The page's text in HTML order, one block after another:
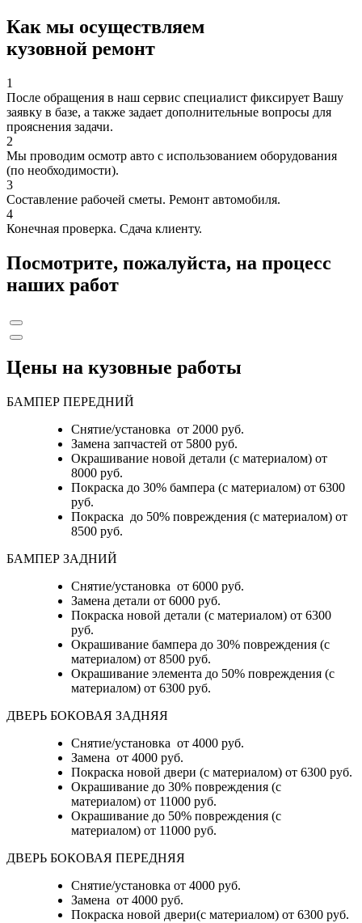
Как мы осуществляем
кузовной ремонт
1
После обращения в наш сервис специалист фиксирует Вашу
заявку в базе, а также задает дополнительные вопросы для
прояснения задачи.
2
Мы проводим осмотр авто с использованием оборудования
(по необходимости).
3
Составление рабочей сметы. Ремонт автомобиля.
4
Конечная проверка. Сдача клиенту.
Посмотрите, пожалуйста, на процесс
наших работ
Цены на кузовные работы
БАМПЕР ПЕРЕДНИЙ
Снятие/установка от 2000 руб.
Замена запчастей от 5800 руб.
Окрашивание новой детали (с материалом) от
8000 руб.
Покраска до 30% бампера (с материалом) от 6300
руб.
Покраска до 50% повреждения (с материалом) от
8500 руб.
БАМПЕР ЗАДНИЙ
Снятие/установка от 6000 руб.
Замена детали от 6000 руб.
Покраска новой детали (с материалом) от 6300
руб.
Окрашивание бампера до 30% повреждения (с
материалом) от 8500 руб.
Окрашивание элемента до 50% повреждения (с
материалом) от 6300 руб.
ДВЕРЬ БОКОВАЯ ЗАДНЯЯ
Снятие/установка от 4000 руб.
Замена от 4000 руб.
Покраска новой двери (с материалом) от 6300 руб.
Окрашивание до 30% повреждения (с
материалом) от 11000 руб.
Окрашивание до 50% повреждения (с
материалом) от 11000 руб.
ДВЕРЬ БОКОВАЯ ПЕРЕДНЯЯ
Снятие/установка от 4000 руб.
Замена от 4000 руб.
Покраска новой двери(с материалом) от 6300 руб.